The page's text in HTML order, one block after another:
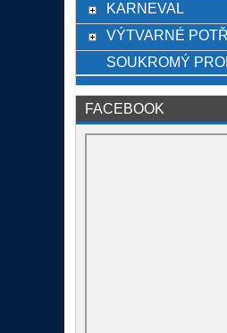
KARNEVAL
VÝTVARNÉ
SOUKROMÝ
FACEBOOK